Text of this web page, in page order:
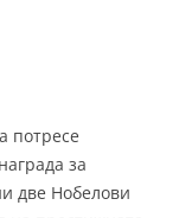
потресе
за
две Нобелови